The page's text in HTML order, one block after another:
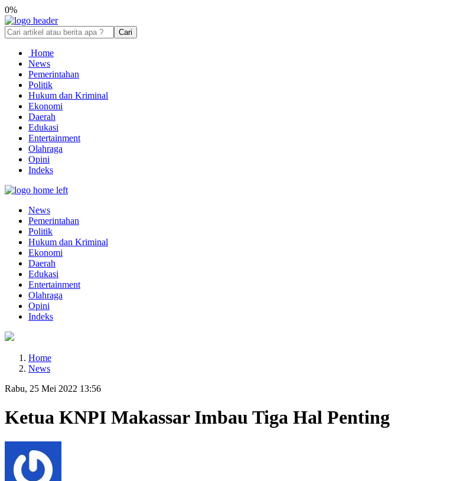
0%
Cari
Home
News
Pemerintahan
Politik
Hukum dan Kriminal
Ekonomi
Daerah
Edukasi
Entertainment
Olahraga
Opini
Indeks
News
Pemerintahan
Politik
Hukum dan Kriminal
Ekonomi
Daerah
Edukasi
Entertainment
Olahraga
Opini
Indeks
Home
News
Rabu, 25 Mei 2022 13:56
Ketua KNPI Makassar Imbau Tiga Hal Penting